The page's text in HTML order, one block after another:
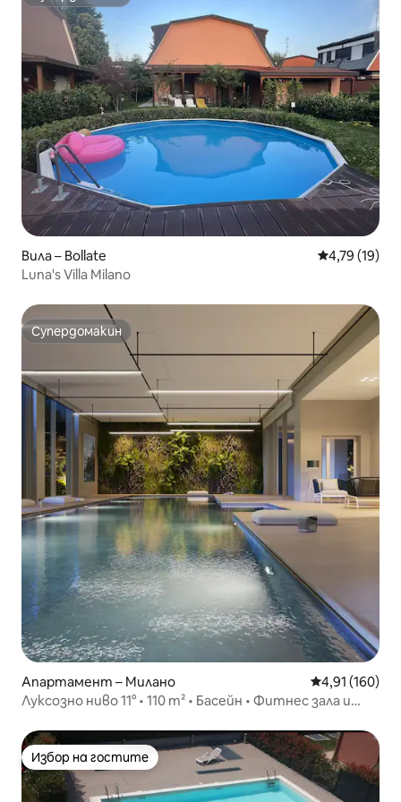
Вила – Bollate Средна
4,79 (19)
Luna's Villa Milano
Супердомакин
Супердомакин
Апартамент – Милано Средна
4,91 (160)
Луксозно ниво 11° • 110 m² • Басейн • Фитнес зала и
Избор на гостите
Избор на гостите